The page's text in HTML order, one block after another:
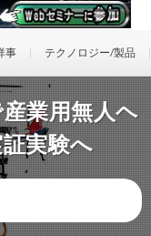
事 テクノロジー/製品
業用無人ヘ
実験へ